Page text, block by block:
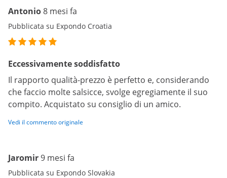
Antonio8 mesi fa
Pubblicata su Expondo Croatia
Eccessivamente soddisfatto
Il rapporto qualità-prezzo è perfetto e, considerando
che faccio molte salsicce, svolge egregiamente il suo
compito. Acquistato su consiglio di un amico.
Vedi il commento originale
Jaromir9 mesi fa
Pubblicata su Expondo Slovakia